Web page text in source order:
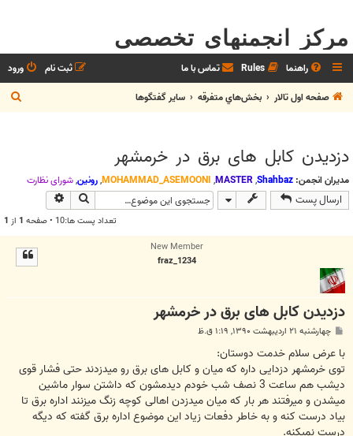
مرکز انجمنهای تخصصی
راهنما Rules تماس با ما ورود
ثبت نام
صفحه اول تالار
بخش‌‌هاي متفرقه ساير گفتگوها
س
دزدیدن کابل های برق در خرمشهر
مدیران انجمن: Shahbaz
,
MASTER
,
MOHAMMAD_ASEMOONI
,رونین,شوراي نظارت
ارسال پست جستجو
تعداد پست ها:10 • صفحه 1 از 1
New Member
fraz_1234
دزدیدن کابل های برق در خرمشهر
س
ت
چهارشنبه ۲۱ اردیبهشت ۱۳۹۰, ۱:۱۹ ق.ظ
با عرض سلام خدمت دوستان:
توی خرمشهر دزدایی داره که میان و کابل های برق رو میدزدند حتی فشار قوی
دیشب هم ساعت 3 نصف شب خودم دیدمشون که داشتن سوار ماشین
میشدن و میرفتند هر بار که میان میدزدن اهالی کوچه زنگ میزنند اداره برق تا
بیاد درست کنه و به خاطر دفعات زیاد این موضوع اداره برق گفته که دیگه
درست نمیکنه.